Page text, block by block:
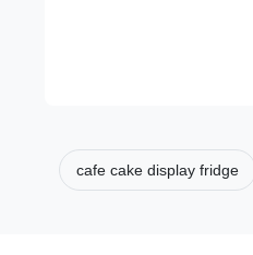
cafe cake display fridge